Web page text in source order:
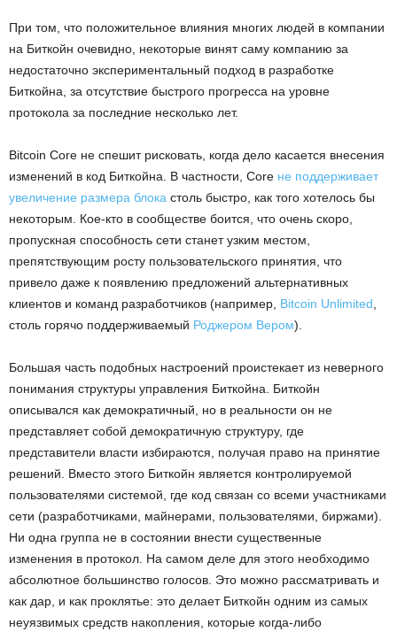
При том, что положительное влияния многих людей в компании
на Биткойн очевидно, некоторые винят саму компанию за
недостаточно экспериментальный подход в разработке
Биткойна, за отсутствие быстрого прогресса на уровне
протокола за последние несколько лет.
Bitcoin Core не спешит рисковать, когда дело касается внесения
изменений в код Биткойна. В частности, Core не поддерживает
увеличение размера блока столь быстро, как того хотелось бы
некоторым. Кое-кто в сообществе боится, что очень скоро,
пропускная способность сети станет узким местом,
препятствующим росту пользовательского принятия, что
привело даже к появлению предложений альтернативных
клиентов и команд разработчиков (например, Bitcoin Unlimited
столь горячо поддерживаемый Роджером Вером).
Большая часть подобных настроений проистекает из неверного
понимания структуры управления Биткойна. Биткойн
описывался как демократичный, но в реальности он не
представляет собой демократичную структуру, где
представители власти избираются, получая право на принятие
решений. Вместо этого Биткойн является контролируемой
пользователями системой, где код связан со всеми участниками
сети (разработчиками, майнерами, пользователями, биржами).
Ни одна группа не в состоянии внести существенные
изменения в протокол. На самом деле для этого необходимо
абсолютное большинство голосов. Это можно рассматривать и
как дар, и как проклятье: это делает Биткойн одним из самых
неуязвимых средств накопления, которые когда-либо